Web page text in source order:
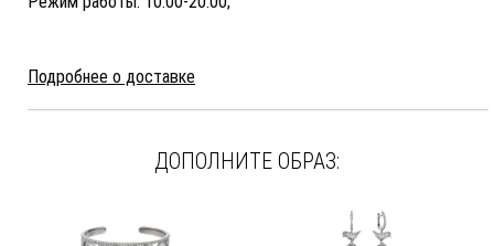
Подробнее о доставке
ДОПОЛНИТЕ ОБРАЗ: